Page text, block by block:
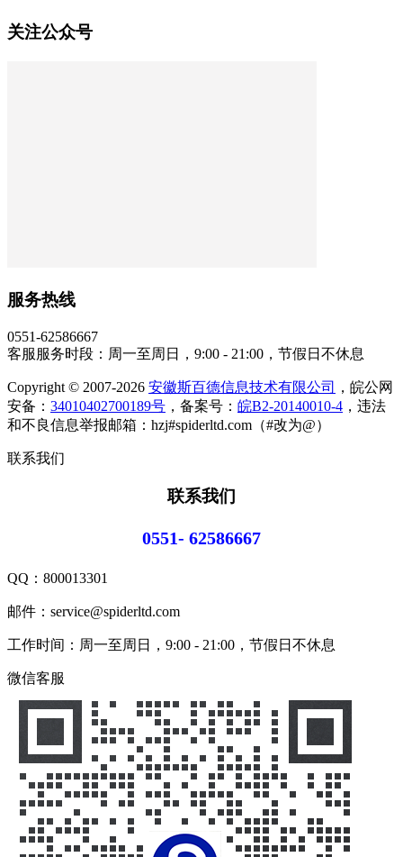
关注公众号
服务热线
0551-62586667
客服服务时段：周一至周日，9:00 - 21:00，节假日不休息
Copyright © 2007-2026 安徽斯百德信息技术有限公司
，皖公网
安备： 34010402700189号 ，备案号： 皖B2-20140010-4 ，违法
和不良信息举报邮箱：hzj#spiderltd.com（#改为@）
联系我们
联系我们
0551- 62586667
QQ： 800013301
邮件：service@spiderltd.com
工作时间：周一至周日，9:00 - 21:00，节假日不休息
微信客服